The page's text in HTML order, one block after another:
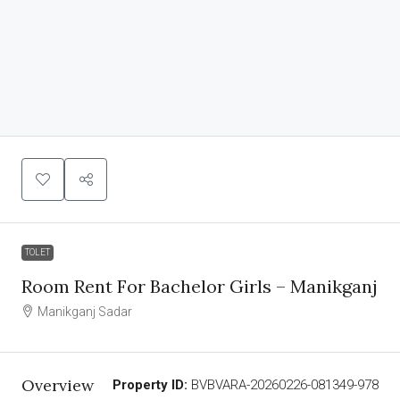
TOLET
Room Rent For Bachelor Girls – Manikganj
Manikganj Sadar
Overview Property ID: BVBVARA-20260226-081349-978